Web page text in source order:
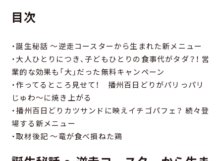
目次
・誕生秘話 ～逆走コースターから生まれた新メニュー
・大人ひとりにつき、子どもひとりの食事代がタダ？！ 営
業的な効果も「大」だった無料キャンペーン
・作ってるところ見せて！ 播州百日どりがパリっパリ
じゅわ～に焼き上がる
・播州百日どりカツサンドに映えイチゴパフェ？ 続々登
場する新メニュー
・取材後記 ～竜が食べ損ねた鶏